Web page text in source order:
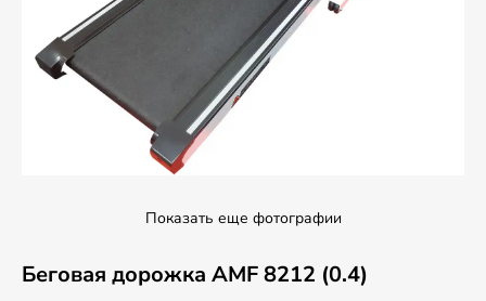
Показать еще фотографии
Беговая дорожка AMF 8212 (0.4)